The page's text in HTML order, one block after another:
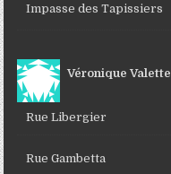
Impasse des Tapissiers
Véronique Valette
Rue Libergier
Rue Gambetta